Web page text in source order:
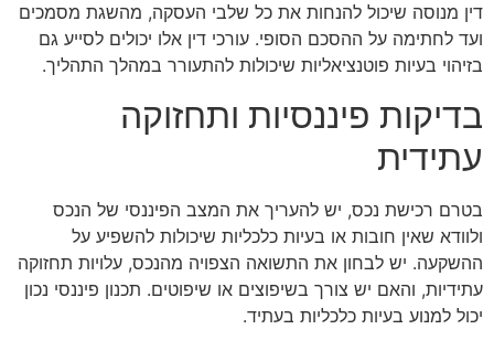
דין מנוסה שיכול להנחות את כל שלבי העסקה, מהשגת מסמכים
ועד לחתימה על ההסכם הסופי. עורכי דין אלו יכולים לסייע גם
בזיהוי בעיות פוטנציאליות שיכולות להתעורר במהלך התהליך.
בדיקות פיננסיות ותחזוקה
עתידית
בטרם רכישת נכס, יש להעריך את המצב הפיננסי של הנכס
ולוודא שאין חובות או בעיות כלכליות שיכולות להשפיע על
ההשקעה. יש לבחון את התשואה הצפויה מהנכס, עלויות תחזוקה
עתידיות, והאם יש צורך בשיפוצים או שיפוטים. תכנון פיננסי נכון
יכול למנוע בעיות כלכליות בעתיד.